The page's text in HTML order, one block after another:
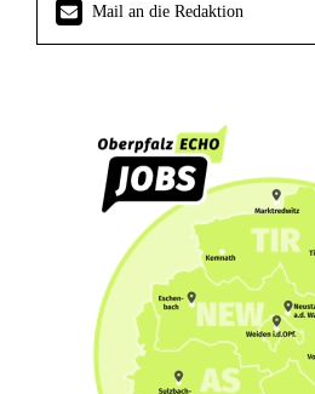
Mail an die Redaktion